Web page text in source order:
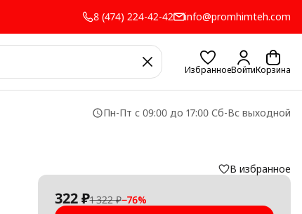
8 (474) 224-42-42 info@promhimteh.com
ИзбранноеВойтиКорзина
Пн-Пт с 09:00 до 17:00 Сб-Вс выходной
В избранное
322 ₽1 322 ₽−76%